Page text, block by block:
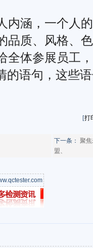
涵，一个人
品质、风格、
全体参展员工
的语句，这些
[打
下一条： 聚
盟、